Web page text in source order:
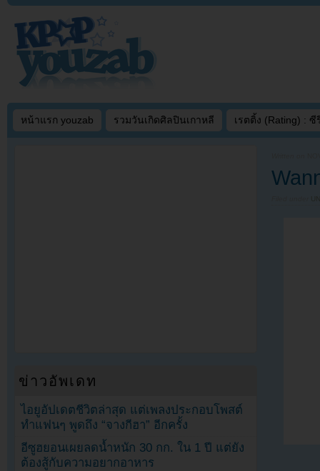
หน้าแรก youzab รวมวันเกิดศิลปินเกาหลี เรตติ้ง (Rating) : ซี
ข่าวอัพเดท
ไอยูอัปเดตชีวิตล่าสุด แต่เพลงประกอบโพสต์
ทำแฟนๆ พูดถึง “จางกีฮา” อีกครั้ง
อีซูฮยอนเผยลดน้ำหนัก 30 กก. ใน 1 ปี แต่ยัง
ต้องสู้กับความอยากอาหาร